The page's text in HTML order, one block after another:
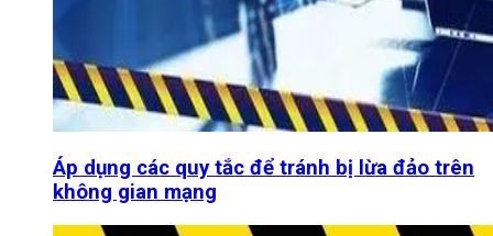
Áp dụng các quy tắc để tránh bị lừa đảo trên
không gian mạng